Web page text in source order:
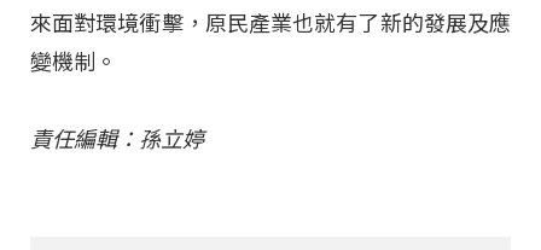
來面對環境衝擊，原民產業也就有了新的發展及應
變機制。
責任編輯：孫立婷